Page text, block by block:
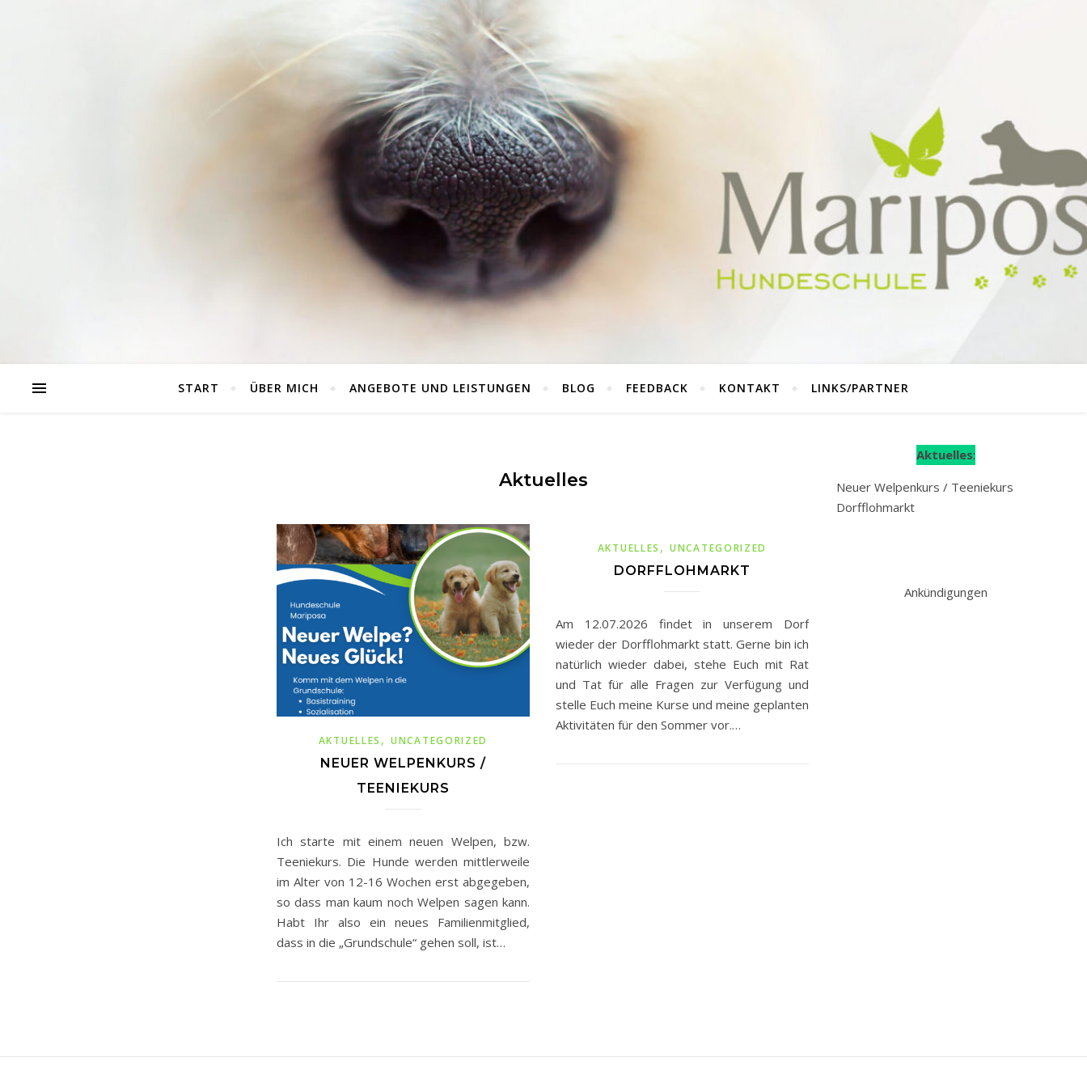
START ÜBER MICH ANGEBOTE UND LEISTUNGEN BLOG FEEDBACK KONTAKT LINKS/PARTNER
Aktuelles
AKTUELLES ,UNCATEGORIZED
NEUER WELPENKURS /
TEENIEKURS
Ich starte mit einem neuen Welpen, bzw.
Teeniekurs. Die Hunde werden mittlerweile
im Alter von 12-16 Wochen erst abgegeben,
so dass man kaum noch Welpen sagen kann.
Habt Ihr also ein neues Familienmitglied,
dass in die „Grundschule“ gehen soll, ist…
AKTUELLES ,UNCATEGORIZED
DORFFLOHMARKT
Am 12.07.2026 findet in unserem Dorf
wieder der Dorfflohmarkt statt. Gerne bin ich
natürlich wieder dabei, stehe Euch mit Rat
und Tat für alle Fragen zur Verfügung und
stelle Euch meine Kurse und meine geplanten
Aktivitäten für den Sommer vor.…
Aktuelles:
Neuer Welpenkurs / Teeniekurs
Dorfflohmarkt
Ankündigungen